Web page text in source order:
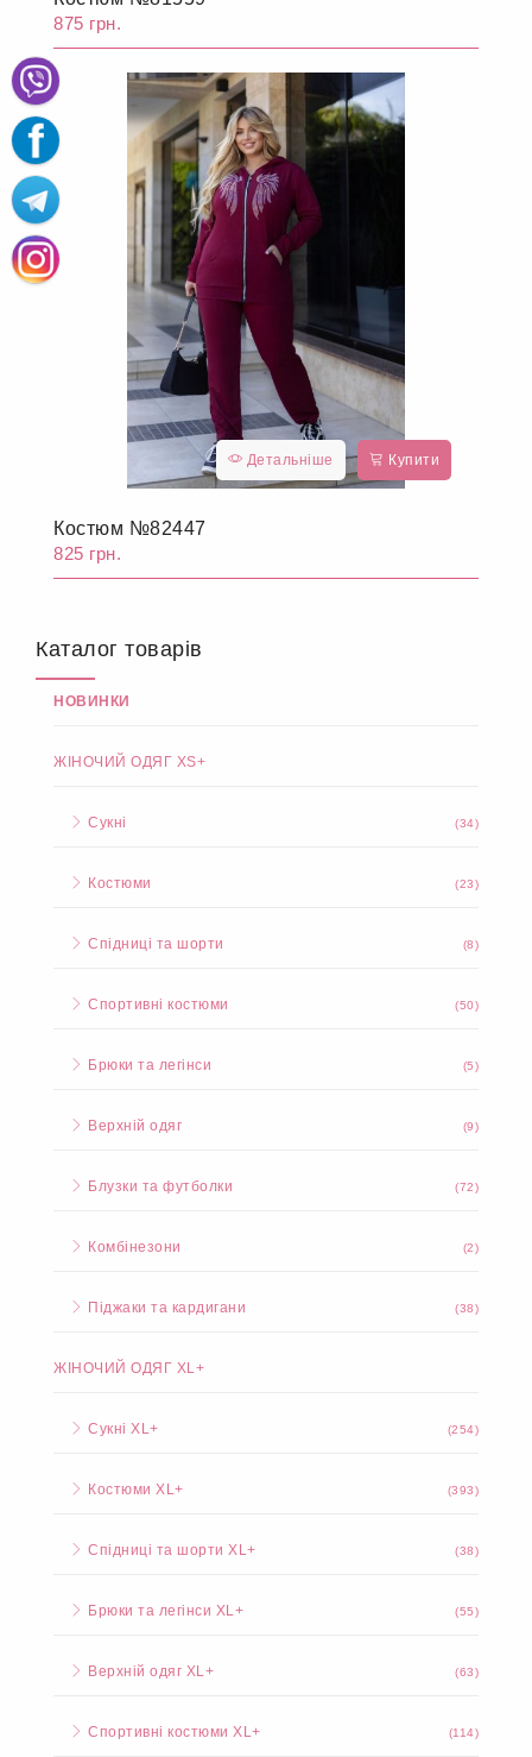
875 грн.
Детальніше Купити
Костюм №82447
825 грн.
Каталог товарів
НОВИНКИ
ЖІНОЧИЙ ОДЯГ XS+
Сукні (34)
Костюми (23)
Спідниці та шорти (8)
Спортивні костюми (50)
Брюки та легінси (5)
Верхній одяг (9)
Блузки та футболки (72)
Комбінезони (2)
Піджаки та кардигани (38)
ЖІНОЧИЙ ОДЯГ XL+
Сукні XL+ (254)
Костюми XL+ (393)
Спідниці та шорти XL+ (38)
Брюки та легінси XL+ (55)
Верхній одяг XL+ (63)
Спортивні костюми XL+ (114)